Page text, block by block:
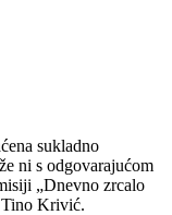
sukladno
ni s odgovarajućom
„Dnevno zrcalo
Krivić.